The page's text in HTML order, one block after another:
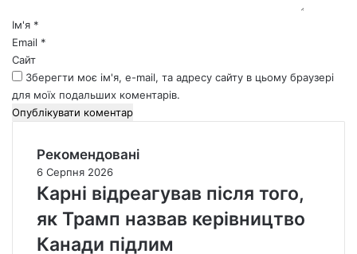
*Ім'я *
Email *
Сайт
Зберегти моє ім'я, e-mail, та адресу сайту в цьому браузері
для моїх подальших коментарів.
Рекомендовані
6 Серпня 2026
Карні відреагував після того,
як Трамп назвав керівництво
Канади підлим